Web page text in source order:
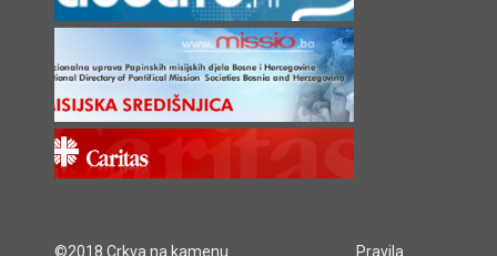
©2018 Crkva na kamenu Pravila